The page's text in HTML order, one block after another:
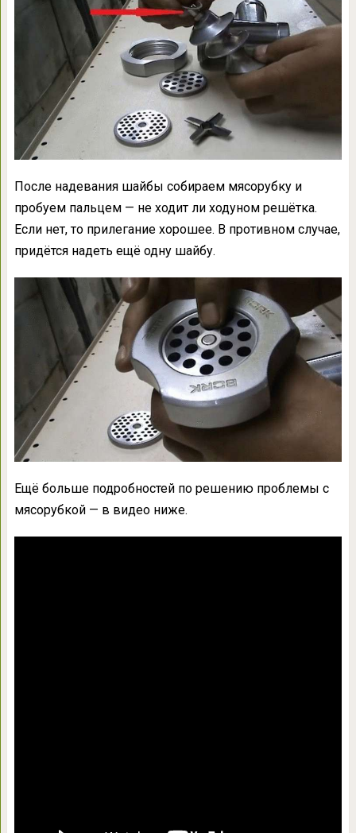
После надевания шайбы собираем мясорубку и
пробуем пальцем — не ходит ли ходуном решётка.
Если нет, то прилегание хорошее. В противном случае,
придётся надеть ещё одну шайбу.
Ещё больше подробностей по решению проблемы с
мясорубкой — в видео ниже.